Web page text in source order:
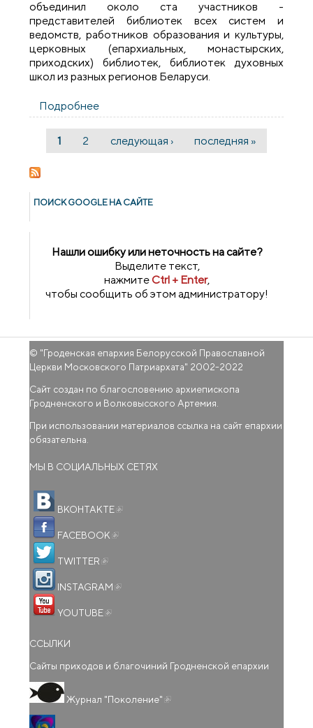
объединил около ста участников -
представителей библиотек всех систем и
ведомств, работников образования и культуры,
церковных (епархиальных, монастырских,
приходских) библиотек, библиотек духовных
школ из разных регионов Беларуси.
Подробнее
принял участие в конференции
православная книга» в городе Минске
Страницы
1 2 следующая › последняя »
ПОИСК GOОGLE НА САЙТЕ
Нашли ошибку или неточность на сайте?
Выделите текст,
нажмитеCtrl + Enter,
чтобы сообщить об этом администратору!
© "Гроденская епархия Белорусской Православной
Церкви Московского Патриархата" 2002-2022
Сайт создан по благословению архиепископа
Гродненского и Волковысского Артемия.
При использовании материалов ссылка на сайт епархии
обязательна.
МЫ В СОЦИАЛЬНЫХ СЕТЯХ
ВКОНТАКТЕ
FACEBOOK
TWITTER
INSTAGRAM
YOUTUBE
ССЫЛКИ
Сайты приходов и благочиний Гродненской епархии
Журнал "Поколение"